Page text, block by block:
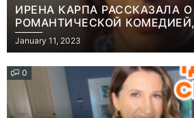
ИРЕНА КАРПА РАССКАЗАЛА
РОМАНТИЧЕСКОЙ
РОЛИ МАТЕРИ-ОДИНОЧКИ
January 11, 2023
0